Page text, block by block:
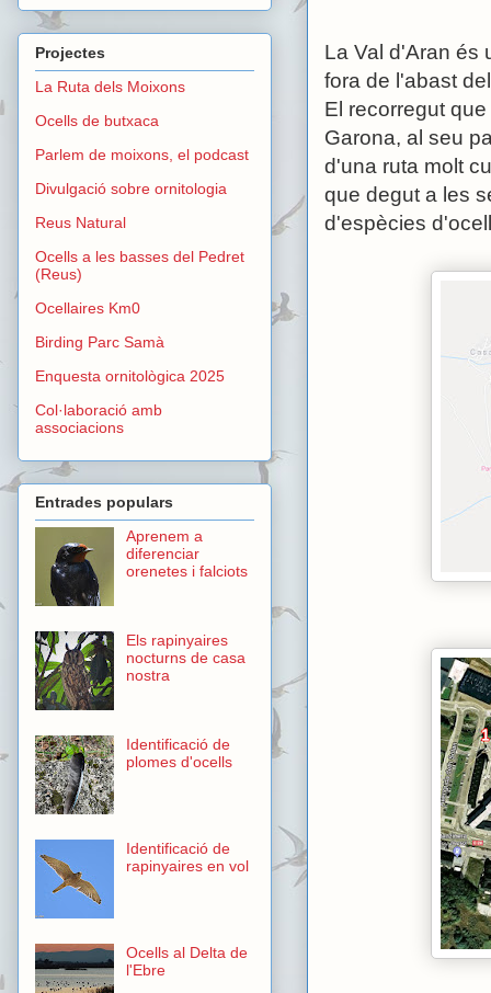
La Val d'Aran és
fora de l'abast
El recorregut
Garona, al seu
d'una ruta molt
que degut a les
d'espècies
Projectes
La Ruta dels Moixons
Ocells de butxaca
Parlem de moixons, el podcast
Divulgació sobre ornitologia
Reus Natural
Ocells a les basses del Pedret
(Reus)
Ocellaires Km0
Birding Parc Samà
Enquesta ornitològica 2025
Col·laboració amb
associacions
Entrades populars
Aprenem a
diferenciar
orenetes i falciots
Els rapinyaires
nocturns de casa
nostra
Identificació de
plomes d'ocells
Identificació de
rapinyaires en vol
Ocells al Delta de
l'Ebre